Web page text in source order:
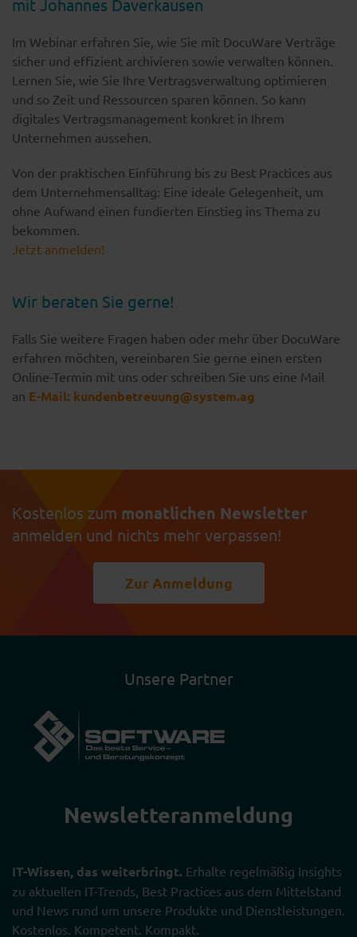
mit Johannes Daverkausen
Im Webinar erfahren Sie, wie Sie mit DocuWare Verträge
sicher und effizient archivieren sowie verwalten können.
Lernen Sie, wie Sie Ihre Vertragsverwaltung optimieren
und so Zeit und Ressourcen sparen können. So kann
digitales Vertragsmanagement konkret in Ihrem
Unternehmen aussehen.
Von der praktischen Einführung bis zu Best Practices aus
dem Unternehmensalltag: Eine ideale Gelegenheit, um
ohne Aufwand einen fundierten Einstieg ins Thema zu
bekommen.
Jetzt anmelden!
Wir beraten Sie gerne!
Falls Sie weitere Fragen haben oder mehr über DocuWare
erfahren möchten, vereinbaren Sie gerne einen ersten
Online-Termin mit uns oder schreiben Sie uns eine Mail
an E-Mail: kundenbetreuung@system.ag
Kostenlos zum monatlichen Newsletter
anmelden und nichts mehr verpassen!
Zur Anmeldung
Unsere Partner
Newsletter­anmeldung
IT-Wissen, das weiterbringt. Erhalte regelmäßig Insights
zu aktuellen IT-Trends, Best Practices aus dem Mittelstand
und News rund um unsere Produkte und Dienstleistungen.
Kostenlos. Kompetent. Kompakt.